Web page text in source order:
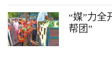
“媒”力全
帮团”